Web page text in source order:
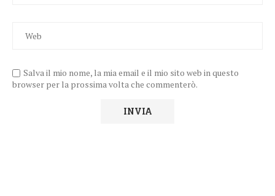
Salva il mio nome, la mia email e il mio sito web in questo
browser per la prossima volta che commenterò.